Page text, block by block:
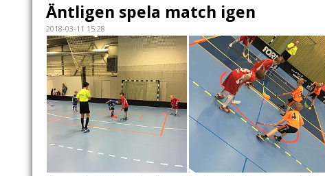
Äntligen spela match igen
2018-03-11 15:28